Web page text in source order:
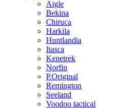
Aigle
Bekina
Chiruсa
Harkila
Huntlandia
Itasca
Kenetrek
Norfin
P.Original
Remington
Seeland
Voodoo tactical